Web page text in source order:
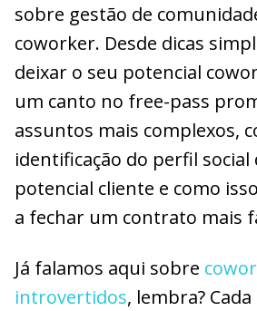
sobre gestão de
coworker. Desde dicas
deixar o seu potencial
um canto no free-pass
assuntos mais complexos,
identificação do perfil social
potencial cliente e como
a fechar um contrato mais
Já falamos aqui sobre
introvertidos, lembra?